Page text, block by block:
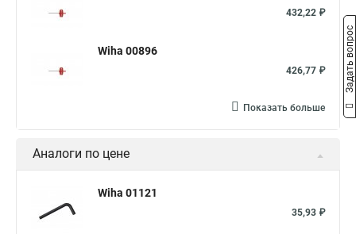
432,22 ₽
Wiha 00896
426,77 ₽
Показать больше
Аналоги по цене
Wiha 01121
35,93 ₽
Задать вопрос